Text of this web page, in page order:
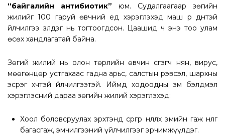
“байгалийн антибиотик” юм. Судалгаагаар зөгийн
жилийг 100 гаруй өвчний үед хэрэглэхэд маш үр дүнтэй
үйлчилгээ үзүүлдэг нь тогтоогдсон. Цаашид ч энэ тоо улам
өсөх хандлагатай байна.
Зөгий жилий нь олон төрлийн өвчин үүсгэгч нян, вирус,
мөөгөнцөр устгахаас гадна арьс, салстын үрэвсэл, шархны
эсрэг хүчтэй үйлчилгээтэй. Иймд ходоодны эм бэлдмэл
хэрэглэсний дараа зөгийн жилий хэрэглэхэд:
Хоол боловсруулах эрхтэнд сөргөөр нөлөөлөх эмийн гаж нөлөөг
багасгаж, эмчилгээний үйлчилгээг эрчимжүүлдэг.